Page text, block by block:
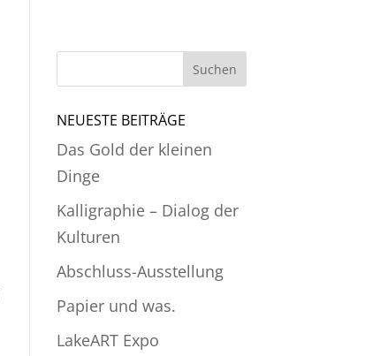
NEUESTE BEITRÄGE
Das Gold der kleinen
Dinge
Kalligraphie – Dialog der
Kulturen
Abschluss-Ausstellung
Papier und was.
LakeART Expo